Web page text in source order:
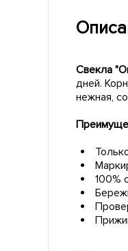
Свекла
дней.
нежная,
100%